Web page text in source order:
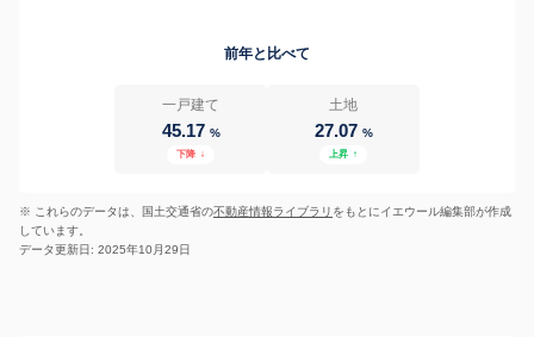
前年と比べて
一戸建て
45.17 %
下降 ↓
土地
27.07 %
上昇 ↑
※ これらのデータは、国土交通省の不動産情報ライブラリ をもとにイエウール編集部が作成
しています。
データ更新日: 2025年10月29日